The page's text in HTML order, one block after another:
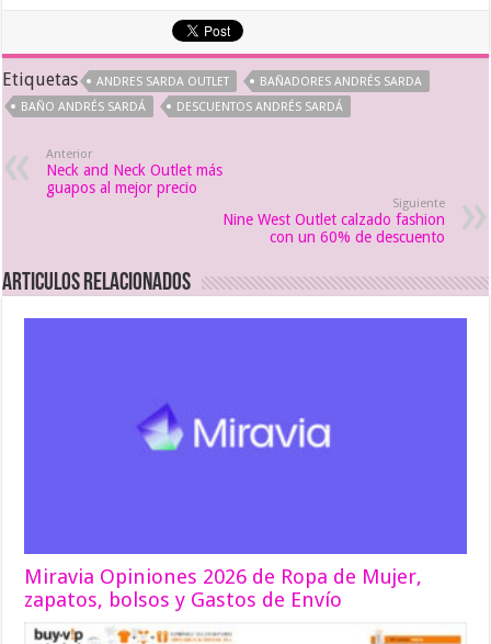
Etiquetas ANDRES SARDA OUTLET
BAÑADORES ANDRÉS SARDA
BAÑO ANDRÉS SARDÁ
DESCUENTOS ANDRÉS SARDÁ
Anterior
Neck and Neck Outlet más
guapos al mejor precio
Siguiente
Nine West Outlet calzado fashion
con un 60% de descuento
Articulos relacionados
Miravia Opiniones 2026 de Ropa de Mujer,
zapatos, bolsos y Gastos de Envío